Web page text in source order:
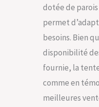
dotée de
permet
besoins. Bien
disponibilité
fournie, la
comme en
meilleures